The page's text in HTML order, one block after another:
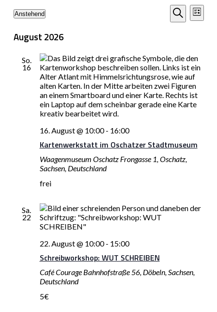
Suche
Liste
Anstehend
August 2026
So.
16
16. August @ 10:00- 16:00
Kartenwerkstatt im Oschatzer Stadtmuseum
Waagenmuseum Oschatz Frongasse 1, Oschatz,
Sachsen, Deutschland
frei
Sa.
22
22. August @ 10:00- 15:00
Schreibworkshop: WUT SCHREIBEN
Café Courage Bahnhofstraße 56, Döbeln, Sachsen,
Deutschland
5€